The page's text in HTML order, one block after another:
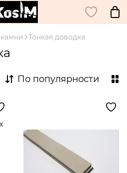
Тонкая доводка
По популярности